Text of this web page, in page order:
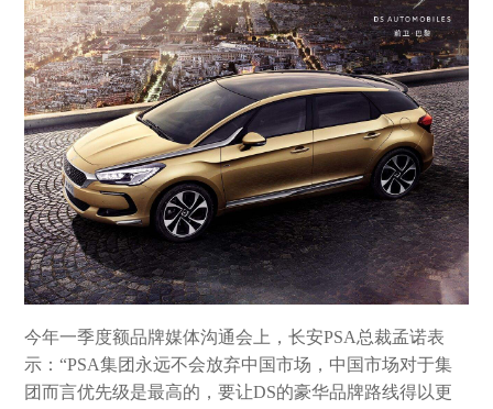
今年一季度额品牌媒体沟通会上，长安PSA总裁孟诺表
示：“PSA集团永远不会放弃中国市场，中国市场对于集
团而言优先级是最高的，要让DS的豪华品牌路线得以更